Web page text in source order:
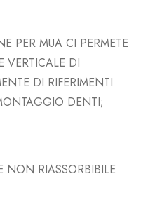
PER MUA CI PERMETE
VERTICALE DI
DI RIFERIMENTI
DENTI;
NON RIASSORBIBILE